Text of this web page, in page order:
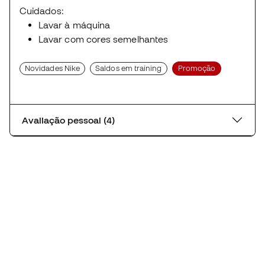
Cuidados:
Lavar à máquina
Lavar com cores semelhantes
Novidades Nike Saldos em training Promoção
Avaliação pessoal (4)